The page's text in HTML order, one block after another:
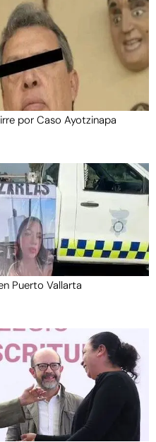
por Caso Ayotzinapa
Puerto Vallarta